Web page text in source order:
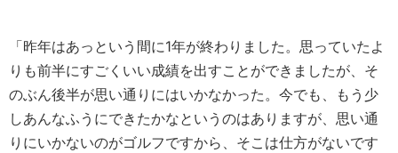
「昨年はあっという間に1年が終わりました。思っていたよ
りも前半にすごくいい成績を出すことができましたが、そ
のぶん後半が思い通りにはいかなかった。今でも、もう少
しあんなふうにできたかなというのはありますが、思い通
りにいかないのがゴルフですから、そこは仕方がないです